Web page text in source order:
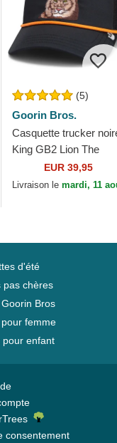
(5)
Goorin Bros.
Casquette trucker
King GB2 Lion The
Rocker The Farm
Goorin Bros.
EUR 39,95
Livraison lemardi, 11
d'été
pas chères
Bros
femme
pour enfant
consentement